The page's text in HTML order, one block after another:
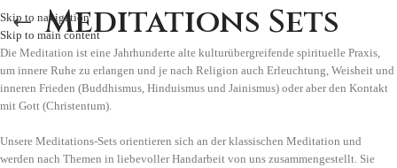
Skip to navigation
Skip to main content
Meditations Sets
Die Meditation ist eine Jahrhunderte alte kulturübergreifende spirituelle Praxis,
um innere Ruhe zu erlangen und je nach Religion auch Erleuchtung, Weisheit und
inneren Frieden (Buddhismus, Hinduismus und Jainismus) oder aber den Kontakt
mit Gott (Christentum).
Unsere Meditations-Sets orientieren sich an der klassischen Meditation und
werden nach Themen in liebevoller Handarbeit von uns zusammengestellt. Sie